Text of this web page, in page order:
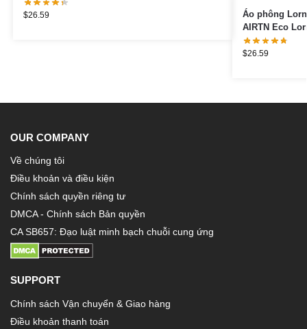
$26.59
Áo phông
AIRTN Eco
$26.59
OUR COMPANY
Về chúng tôi
Điều khoản và điều kiện
Chính sách quyền riêng tư
DMCA - Chính sách Bản quyền
CA SB657: Đạo luật minh bạch chuỗi cung ứng
SUPPORT
Chính sách Vận chuyển & Giao hàng
Điều khoản thanh toán